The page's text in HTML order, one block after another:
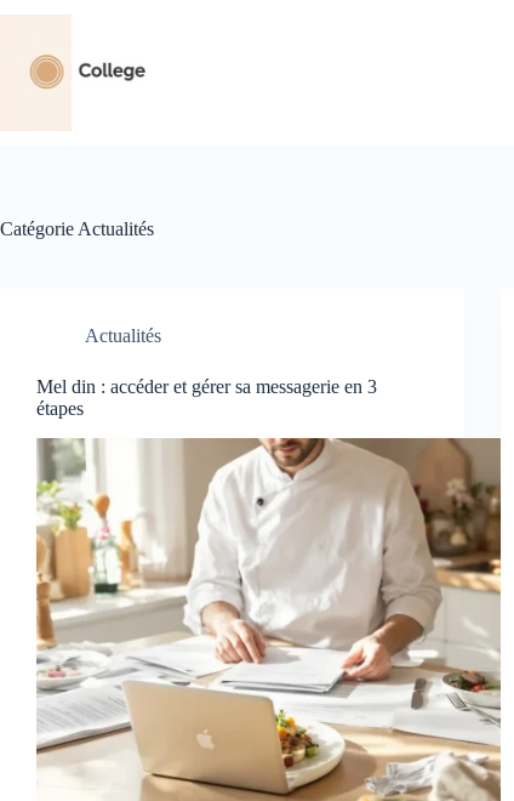
contenu
Catégorie Actualités
Actualités
Mel din : accéder et gérer sa messagerie en 3
étapes